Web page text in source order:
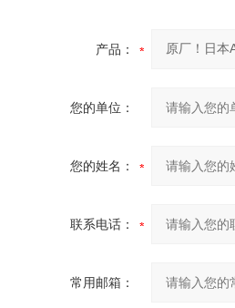
产品：
您的单位：
您的姓名：
联系电话：
常用邮箱：